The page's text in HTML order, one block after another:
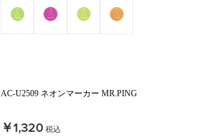
AC-U2509 ネオンマーカー MR.PING
￥1,320税込